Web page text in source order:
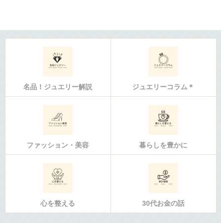
名品！ジュエリー解説 ジュエリーコラム＊
ファッション・美容 暮らしを豊かに
心を整える 30代お金の話